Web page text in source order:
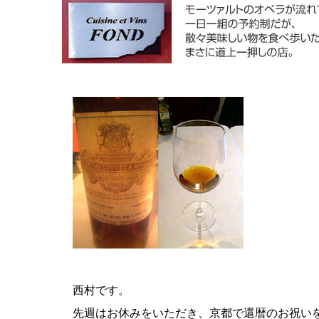
西村です。
先週はお休みをいただき、京都で還暦のお祝い